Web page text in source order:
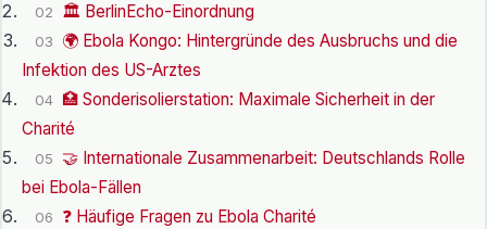
02 🏛️ BerlinEcho-Einordnung
03
🌍 Ebola Kongo: Hintergründe des Ausbruchs und die
Infektion des US-Arztes
04 🏥 Sonderisolierstation: Maximale Sicherheit in der
Charité
05
🤝 Internationale Zusammenarbeit: Deutschlands Rolle
bei Ebola-Fällen
06 ❓ Häufige Fragen zu Ebola Charité